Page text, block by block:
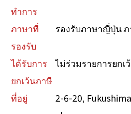
ทำการ
ภาษาที่
รองรับ
รองรับภาษาญี่ปุ่น
ได้รับการ
ยกเว้นภาษี
ไม่ร่วมรายการยกเ
ที่อยู่
2-6-20,